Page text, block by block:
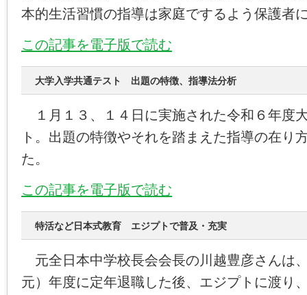
本的生活習慣の指導は家庭でするよう保護者
この記事を電子版で読む
大学入学共通テスト 出題の特徴、指導法分析
１月１３、１４日に実施された令和６年度
ト。出題の特徴やそれを踏まえた指導の在り
た。
この記事を電子版で読む
特活など日本式教育 エジプトで普及・充実
元全日本中学校長会会長の川越豊彦さんは
元）年度に定年退職した後、エジプトに渡